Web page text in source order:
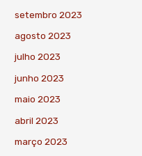
setembro 2023
agosto 2023
julho 2023
junho 2023
maio 2023
abril 2023
março 2023